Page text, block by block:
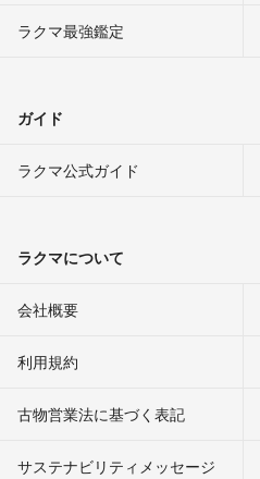
ラクマ最強鑑定
ガイド
ラクマ公式ガイド
ラクマについて
会社概要
利用規約
古物営業法に基づく表記
サステナビリティメッセージ